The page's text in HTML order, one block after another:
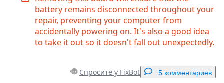
battery remains disconnected throughout your
repair, preventing your computer from
accidentally powering on. It's also a good idea
to take it out so it doesn't fall out unexpectedly.
Спросите у FixBot 5 комментариев